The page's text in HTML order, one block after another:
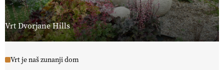
Vrt Dvorjane Hills
Vrt je naš zunanji dom